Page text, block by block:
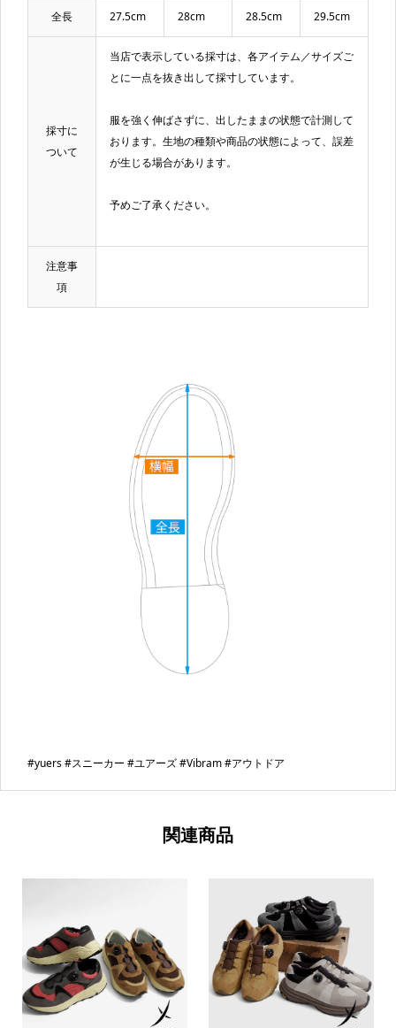
全長 27.5cm 28cm 28.5cm 29.5cm
採寸に
ついて
当店で表示している採寸は、各アイテム／サイズご
とに一点を抜き出して採寸しています。
服を強く伸ばさずに、出したままの状態で計測して
おります。生地の種類や商品の状態によって、誤差
が生じる場合があります。
予めご了承ください。
注意事
項
#yuers #スニーカー #ユアーズ #Vibram #アウトドア
関連商品